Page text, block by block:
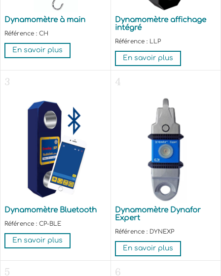
Dynamomètre à main
Référence : CH
En savoir plus
Dynamomètre affichage
intégré
Référence : LLP
En savoir plus
3
Dynamomètre Bluetooth
Référence : CP-BLE
En savoir plus
4
Dynamomètre Dynafor
Expert
Référence : DYNEXP
En savoir plus
5 6